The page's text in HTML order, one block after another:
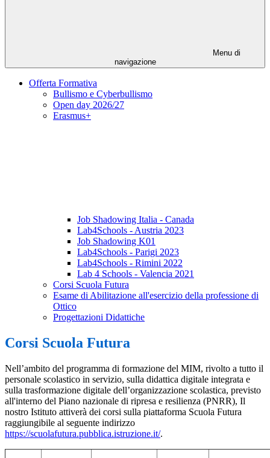
Menu di
navigazione
Offerta Formativa
Bullismo e Cyberbullismo
Open day 2026/27
Erasmus+
Job Shadowing Italia - Canada
Lab4Schools - Austria 2023
Job Shadowing K01
Lab4Schools - Parigi 2023
Lab4Schools - Rimini 2022
Lab 4 Schools - Valencia 2021
Corsi Scuola Futura
Esame di Abilitazione all'esercizio della professione di
Ottico
Progettazioni Didattiche
Corsi Scuola Futura
Nell’ambito del programma di formazione del MIM, rivolto a tutto il
personale scolastico in servizio, sulla didattica digitale integrata e
sulla trasformazione digitale dell’organizzazione scolastica, previsto
all'interno del Piano nazionale di ripresa e resilienza (PNRR), Il
nostro Istituto attiverà dei corsi sulla piattaforma Scuola Futura
raggiungibile al seguente indirizzo
https://scuolafutura.pubblica.istruzione.it/.